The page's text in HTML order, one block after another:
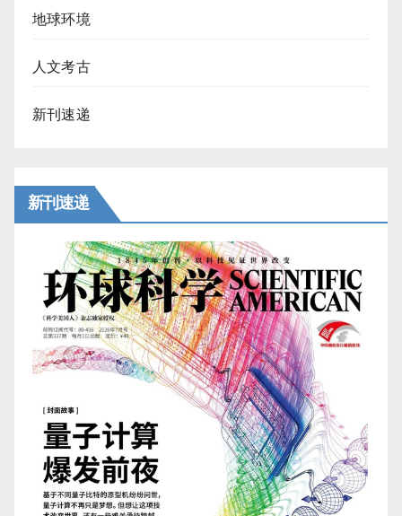
地球环境
人文考古
新刊速递
新刊速递